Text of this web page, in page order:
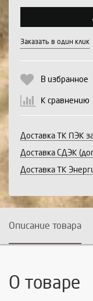
Заказать в один клик
В избранное
К сравнению
Доставка ТК ПЭК
Доставка СДЭК
Доставка ТК
Описание товара
О товаре